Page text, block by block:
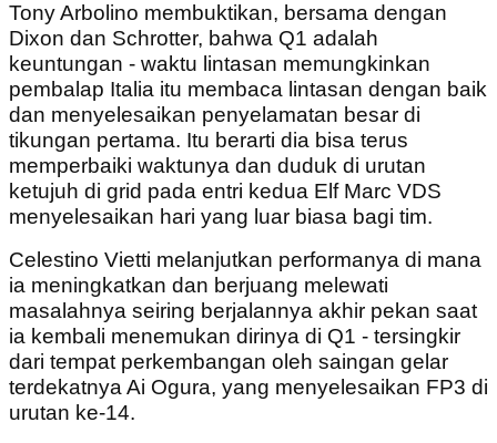
Tony Arbolino membuktikan, bersama dengan
Dixon dan Schrotter, bahwa Q1 adalah
keuntungan - waktu lintasan memungkinkan
pembalap Italia itu membaca lintasan dengan baik
dan menyelesaikan penyelamatan besar di
tikungan pertama. Itu berarti dia bisa terus
memperbaiki waktunya dan duduk di urutan
ketujuh di grid pada entri kedua Elf Marc VDS
menyelesaikan hari yang luar biasa bagi tim.
Celestino Vietti melanjutkan performanya di mana
ia meningkatkan dan berjuang melewati
masalahnya seiring berjalannya akhir pekan saat
ia kembali menemukan dirinya di Q1 - tersingkir
dari tempat perkembangan oleh saingan gelar
terdekatnya Ai Ogura, yang menyelesaikan FP3 di
urutan ke-14.